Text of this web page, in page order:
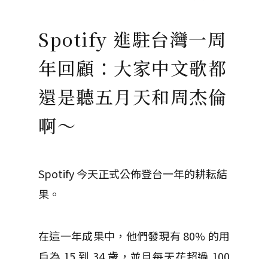
Spotify 進駐台灣一周
年回顧：大家中文歌都
還是聽五月天和周杰倫
啊～
Spotify 今天正式公佈登台一年的耕耘結
果。
在這一年成果中，他們發現有 80% 的用